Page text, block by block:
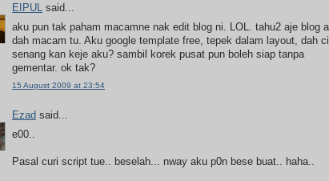
EIPUL
said...
aku pun tak paham macamne nak edit blog ni. LOL. tahu2 aje blog
dah macam tu. Aku google template free, tepek dalam layout, dah
senang kan keje aku? sambil korek pusat pun boleh siap tanpa
gementar. ok tak?
15 August 2009 at 23:54
Ezad said...
e00..
Pasal curi script tue.. beselah... nway aku p0n bese buat.. haha..